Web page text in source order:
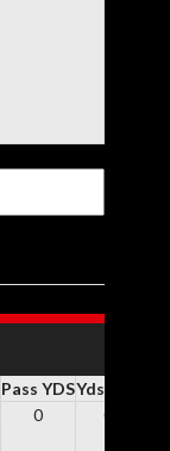
Pass YDSYds / Pass
0 0.0